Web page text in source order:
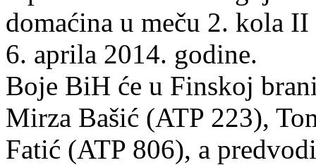
domaćina u meču 2. kola
6. aprila 2014. godine.
Boje BiH će u Finskoj
Mirza Bašić (ATP 223),
Fatić (ATP 806), a